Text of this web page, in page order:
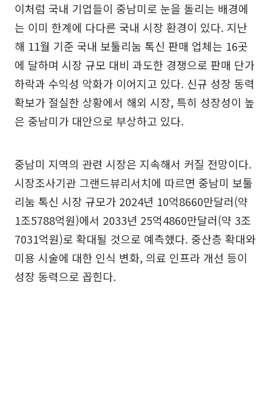
이처럼 국내 기업들이 중남미로 눈을 돌리는 배경에
는 이미 한계에 다다른 국내 시장 환경이 있다. 지난
해 11월 기준 국내 보툴리눔 톡신 판매 업체는 16곳
에 달하며 시장 규모 대비 과도한 경쟁으로 판매 단가
하락과 수익성 악화가 이어지고 있다. 신규 성장 동력
확보가 절실한 상황에서 해외 시장, 특히 성장성이 높
은 중남미가 대안으로 부상하고 있다.
중남미 지역의 관련 시장은 지속해서 커질 전망이다.
시장조사기관 그랜드뷰리서치에 따르면 중남미 보툴
리눔 톡신 시장 규모가 2024년 10억8660만달러(약
1조5788억원)에서 2033년 25억4860만달러(약 3조
7031억원)로 확대될 것으로 예측했다. 중산층 확대와
미용 시술에 대한 인식 변화, 의료 인프라 개선 등이
성장 동력으로 꼽힌다.